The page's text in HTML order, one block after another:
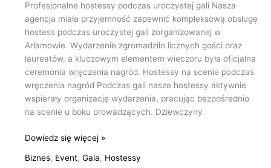
Profesjonalne hostessy podczas uroczystej gali Nasza
agencja miała przyjemność zapewnić kompleksową obsługę
hostess podczas uroczystej gali zorganizowanej w
Arłamowie. Wydarzenie zgromadziło licznych gości oraz
laureatów, a kluczowym elementem wieczoru była oficjalna
ceremonia wręczenia nagród. Hostessy na scenie podczas
wręczenia nagród Podczas gali nasze hostessy aktywnie
wspierały organizację wydarzenia, pracując bezpośrednio
na scenie u boku prowadzących. Dziewczyny
Dowiedz się więcej »
Biznes, Event, Gala, Hostessy